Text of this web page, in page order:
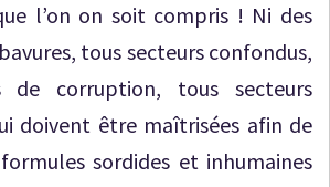
l’on on soit compris ! Ni des
tous secteurs confondus,
de corruption, tous secteurs
doivent être maîtrisées afin de
sordides et inhumaines